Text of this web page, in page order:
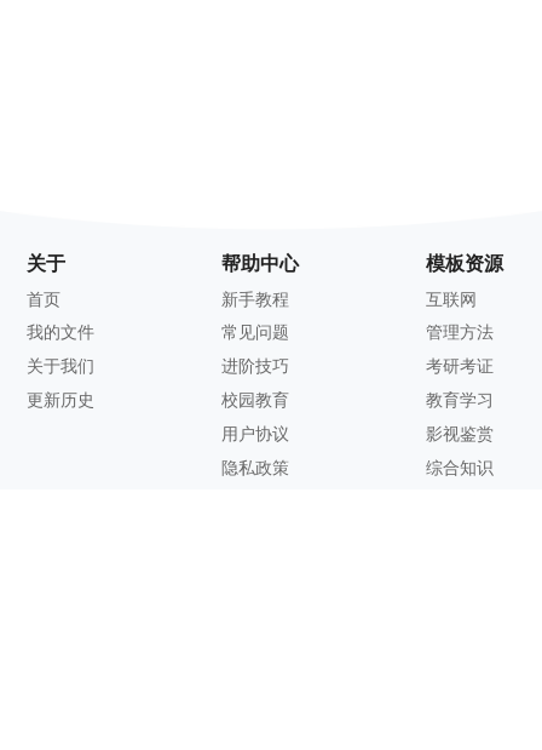
关于
首页
我的文件
关于我们
更新历史
帮助中心
新手教程
常见问题
进阶技巧
校园教育
用户协议
隐私政策
模板资源
互联网
管理方法
考研考证
教育学习
影视鉴赏
综合知识